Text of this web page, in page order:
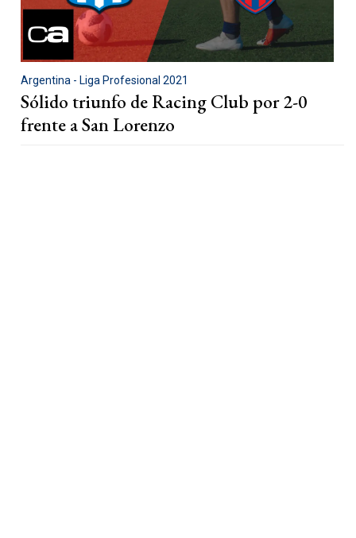
Argentina - Liga Profesional 2021
Sólido triunfo de Racing Club por 2-0
frente a San Lorenzo